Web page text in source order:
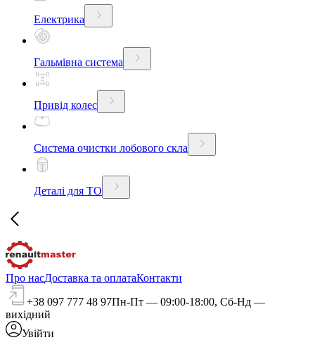
Електрика
Гальмівна система
Привід колес
Система очистки лобового скла
Деталі для ТО
Про насДоставка та оплатаКонтакти
+38 097 777 48 97Пн-Пт — 09:00-18:00, Сб-Нд —
вихідний
Увійти